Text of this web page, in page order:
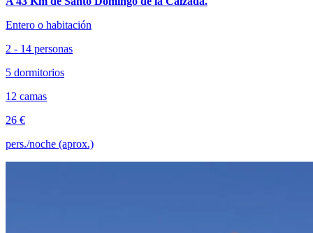
Entero o habitación
2 - 14 personas
5 dormitorios
12 camas
26 €
pers./noche (aprox.)